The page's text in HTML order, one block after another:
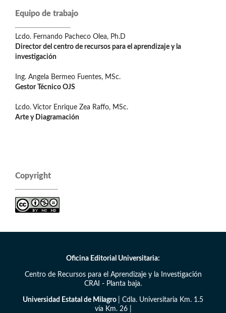
Equipo de trabajo
Lcdo. Fernando Pacheco Olea, Ph.D
Director del centro de recursos para el aprendizaje y la
investigación
Ing. Angela Bermeo Fuentes, MSc.
Gestor Técnico OJS
Lcdo. Víctor Enrique Zea Raffo, MSc.
Arte y Diagramación
Copyright
Oficina Editorial Universitaria:
Centro de Recursos para el Aprendizaje y la Investigación
CRAI - Planta baja.
Universidad Estatal de Milagro
| Cdla. Universitaria Km. 1.5
vía Km. 26 |